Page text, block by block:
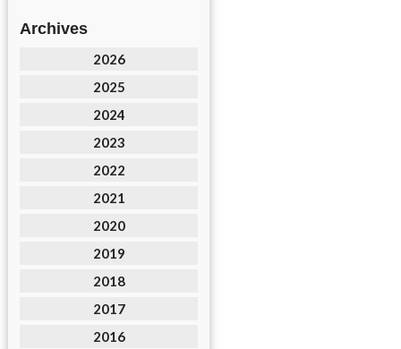
Archives
2026
2025
2024
2023
2022
2021
2020
2019
2018
2017
2016